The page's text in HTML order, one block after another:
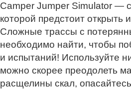
Camper Jumper Simulator —
которой предстоит
Сложные трассы с
необходимо найти, чтобы
и испытаний! Используйте
можно скорее преодолеть
расщелины скал,